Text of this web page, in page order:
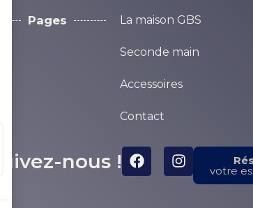
Pages La maison GBS
Seconde main
Accessoires
Contact
Suivez-nous ! votre